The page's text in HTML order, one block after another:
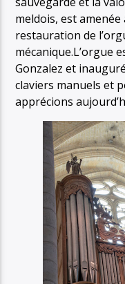
meldois, est
restauration de
mécanique.L’orgue
Gonzalez et
claviers manuels et
apprécions